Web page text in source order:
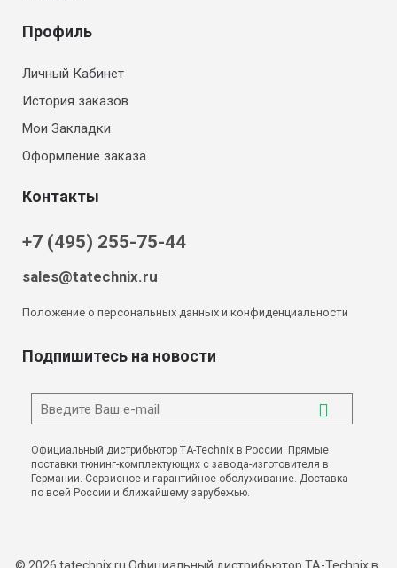
Профиль
Личный Кабинет
История заказов
Мои Закладки
Оформление заказа
Контакты
+7 (495) 255-75-44
sales@tatechnix.ru
Положение о персональных данных и конфиденциальности
Подпишитесь на новости
Официальный дистрибьютор TA-Technix в России. Прямые
поставки тюнинг-комплектующих с завода-изготовителя в
Германии. Сервисное и гарантийное обслуживание. Доставка
по всей России и ближайшему зарубежью.